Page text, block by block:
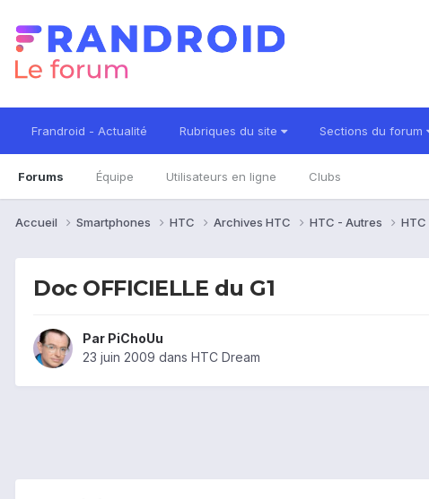
Frandroid - Actualité Rubriques du site Sections du forum
Forums Équipe Utilisateurs en ligne Clubs
Accueil Smartphones HTC Archives HTC HTC - Autres HTC
Doc OFFICIELLE du G1
Par PiChoUu
23 juin 2009 dans HTC Dream